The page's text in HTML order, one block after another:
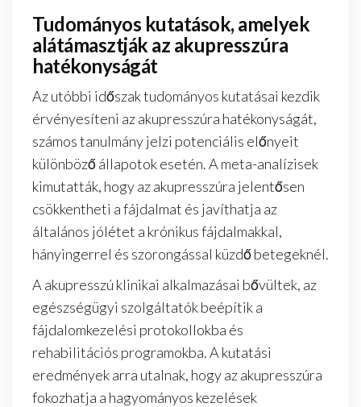
Tudományos kutatások, amelyek
alátámasztják az akupresszúra
hatékonyságát
Az utóbbi időszak tudományos kutatásai kezdik
érvényesíteni az akupresszúra hatékonyságát,
számos tanulmány jelzi potenciális előnyeit
különböző állapotok esetén. A meta-analízisek
kimutatták, hogy az akupresszúra jelentősen
csökkentheti a fájdalmat és javíthatja az
általános jólétet a krónikus fájdalmakkal,
hányingerrel és szorongással küzdő betegeknél.
A akupresszú klinikai alkalmazásai bővültek, az
egészségügyi szolgáltatók beépítik a
fájdalomkezelési protokollokba és
rehabilitációs programokba. A kutatási
eredmények arra utalnak, hogy az akupresszúra
fokozhatja a hagyományos kezelések